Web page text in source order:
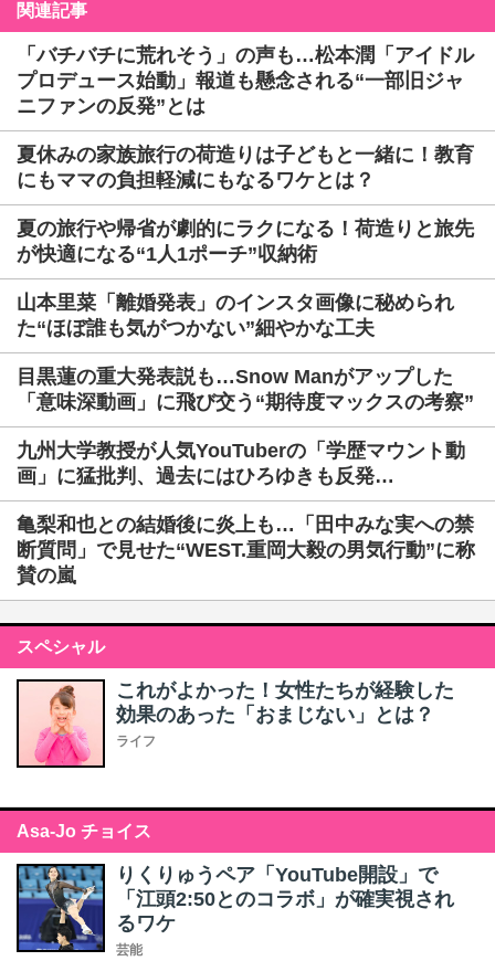
関連記事
「バチバチに荒れそう」の声も…松本潤「アイドル
プロデュース始動」報道も懸念される“一部旧ジャ
ニファンの反発”とは
夏休みの家族旅行の荷造りは子どもと一緒に！教育
にもママの負担軽減にもなるワケとは？
夏の旅行や帰省が劇的にラクになる！荷造りと旅先
が快適になる“1人1ポーチ”収納術
山本里菜「離婚発表」のインスタ画像に秘められ
た“ほぼ誰も気がつかない”細やかな工夫
目黒蓮の重大発表説も…Snow Manがアップした
「意味深動画」に飛び交う“期待度マックスの考察”
九州大学教授が人気YouTuberの「学歴マウント動
画」に猛批判、過去にはひろゆきも反発…
亀梨和也との結婚後に炎上も…「田中みな実への禁
断質問」で見せた“WEST.重岡大毅の男気行動”に称
賛の嵐
スペシャル
これがよかった！女性たちが経験した
効果のあった「おまじない」とは？
ライフ
Asa-Jo チョイス
りくりゅうペア「YouTube開設」で
「江頭2:50とのコラボ」が確実視され
るワケ
芸能